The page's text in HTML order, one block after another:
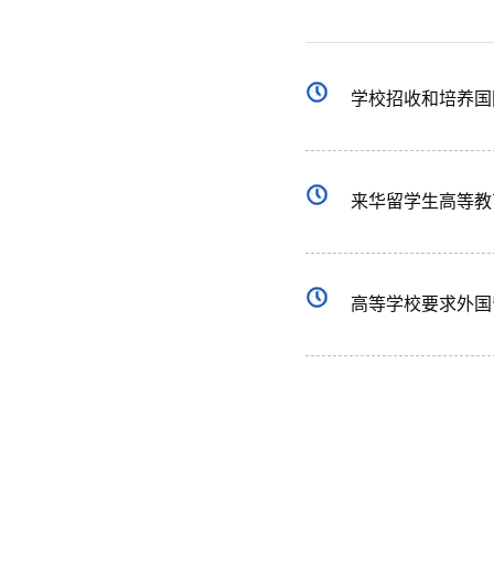
学校招收和培养
来华留学生高等
高等学校要求外